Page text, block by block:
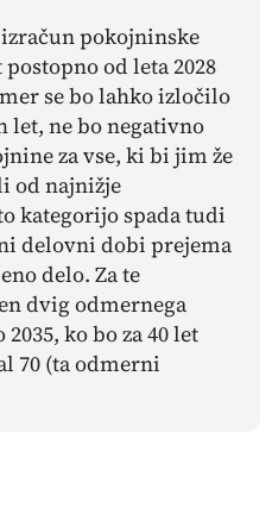
pokojninske
od leta 2028
se bo lahko izločilo
let, ne bo negativno
za vse, ki bi jim že
od najnižje
kategorijo spada tudi
delovni dobi prejema
delo. Za te
dvig odmernega
ko bo za 40 let
70 (ta odmerni